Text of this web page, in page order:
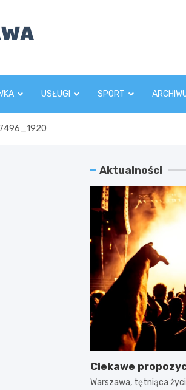
USŁUGI SPORT
Aktualności
Ciekawe
Warszawa, tętniąca